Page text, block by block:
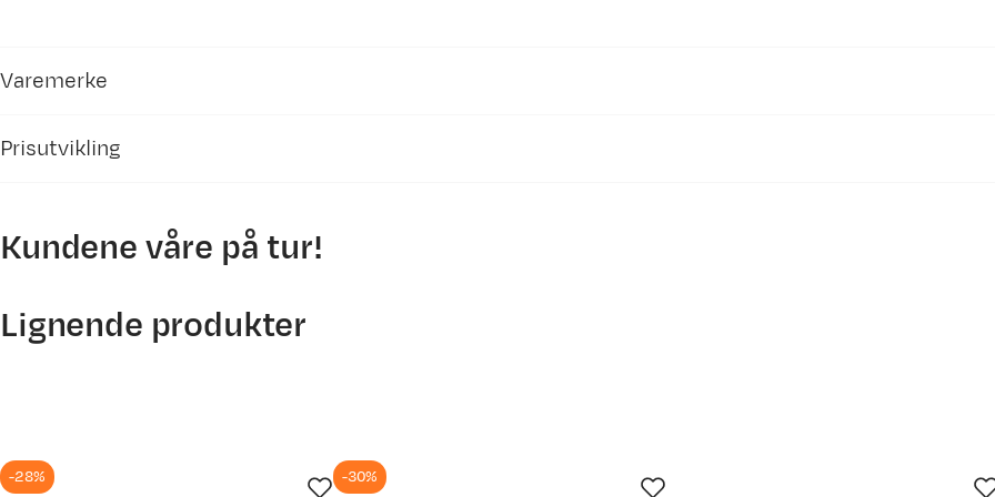
Varemerke
Prisutvikling
200
Kundene våre på tur!
Lignende produkter
-28% -30%